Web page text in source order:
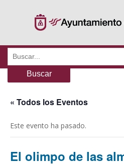
Buscar:
« Todos los Eventos
Este evento ha pasado.
El olimpo de las